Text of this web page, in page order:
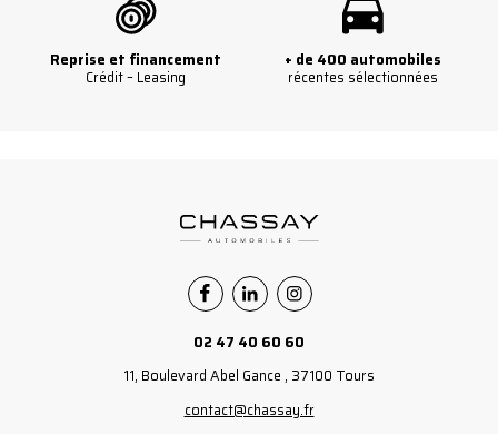
Reprise et financement
Crédit – Leasing
+ de 400 automobiles
récentes sélectionnées
02 47 40 60 60
11, Boulevard Abel Gance , 37100 Tours
contact@chassay.fr
FacebookLinkedinInstagram